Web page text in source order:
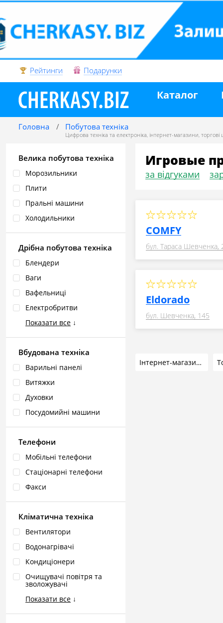
Рейтинги Подарунки
Каталог
Головна Побутова техніка
Цифрова техніка та електроніка, інтернет-магазини, торгові
Велика побутова техніка
Морозильники
Плити
Пральні машини
Холодильники
Дрібна побутова техніка
Блендери
Ваги
Вафельниці
Електробритви
Показати все ↓
Вбудована техніка
Варильні панелі
Витяжки
Духовки
Посудомийні машини
Телефони
Мобільні телефони
Стаціонарні телефони
Факси
Кліматична техніка
Вентилятори
Водонагрівачі
Кондиціонери
Очищувачі повітря та
зволожувачі
Показати все ↓
Игровые
за відгуками
COMFY
бул. Тараса Шевченка,
Eldorado
бул. Шевченка, 145
Інтернет-магазини